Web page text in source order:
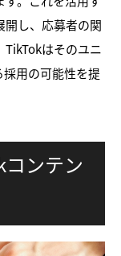
開し、応募者の関
TikTokはそのユニ
用の可能性を提
ンテン